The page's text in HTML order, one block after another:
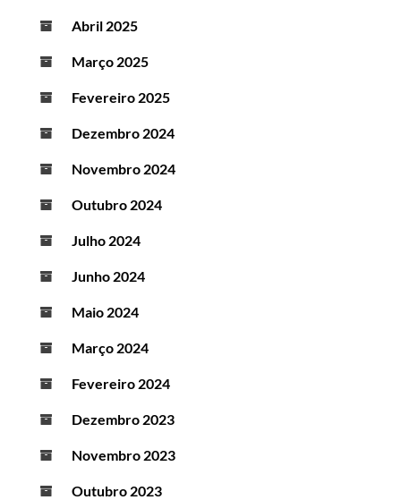
Abril 2025
Março 2025
Fevereiro 2025
Dezembro 2024
Novembro 2024
Outubro 2024
Julho 2024
Junho 2024
Maio 2024
Março 2024
Fevereiro 2024
Dezembro 2023
Novembro 2023
Outubro 2023